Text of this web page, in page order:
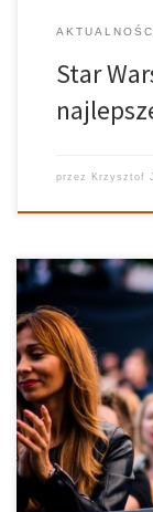
Star
przez Krzysztof
Kolejny koncert z
polskiej sceny
w parku obok
Natalia Przybysz.
poznaniakach